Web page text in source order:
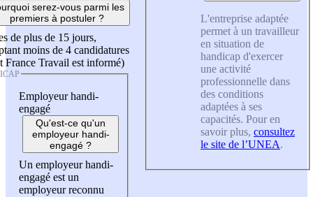
serez-vous parmi les
premiers à postuler ?
de plus de 15 jours,
moins de 4 candidatures
France Travail est informé)
Employeur handi-
engagé
Qu'est-ce qu'un
employeur handi-
engagé ?
Un employeur handi-
engagé est un
employeur reconnu
L'entreprise adaptée
permet à un travailleur
en situation de
handicap d'exercer
une activité
professionnelle dans
des conditions
adaptées à ses
capacités. Pour en
savoir plus, consultez
le site de l’UNEA.